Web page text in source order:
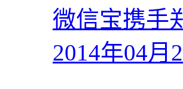
微信宝携手
2014年04月